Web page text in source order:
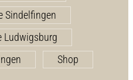
Sindelfingen
Ludwigsburg
Shop